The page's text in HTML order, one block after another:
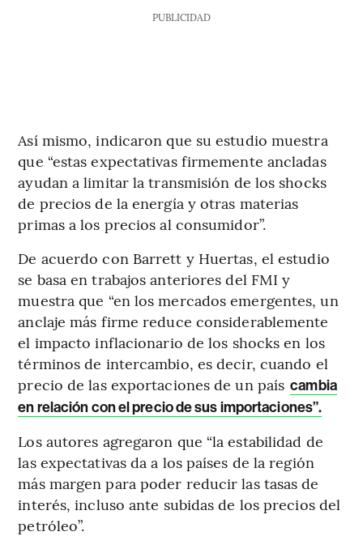
PUBLICIDAD
Así mismo, indicaron que su estudio muestra
que “estas expectativas firmemente ancladas
ayudan a limitar la transmisión de los shocks
de precios de la energía y otras materias
primas a los precios al consumidor”.
De acuerdo con Barrett y Huertas, el estudio
se basa en trabajos anteriores del FMI y
muestra que “en los mercados emergentes, un
anclaje más firme reduce considerablemente
el impacto inflacionario de los shocks en los
términos de intercambio, es decir, cuando el
precio de las exportaciones de un país cambia
en relación con el precio de sus importaciones”.
Los autores agregaron que “la estabilidad de
las expectativas da a los países de la región
más margen para poder reducir las tasas de
interés, incluso ante subidas de los precios del
petróleo”.